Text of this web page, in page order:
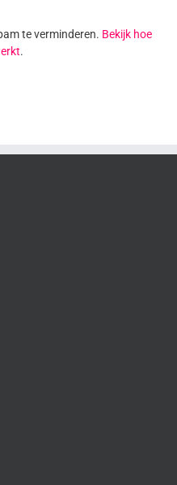
te verminderen. Bekijk hoe
.